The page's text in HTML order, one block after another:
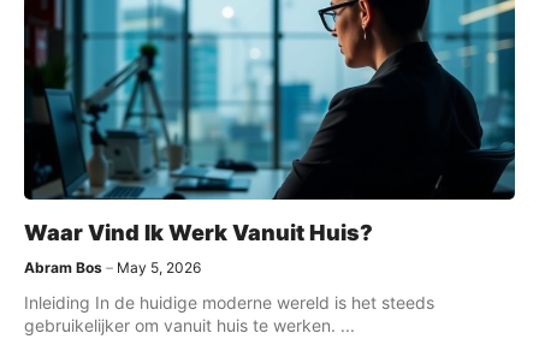
Waar Vind Ik Werk Vanuit Huis?
Abram Bos May 5, 2026
Inleiding In de huidige moderne wereld is het steeds
gebruikelijker om vanuit huis te werken. ...